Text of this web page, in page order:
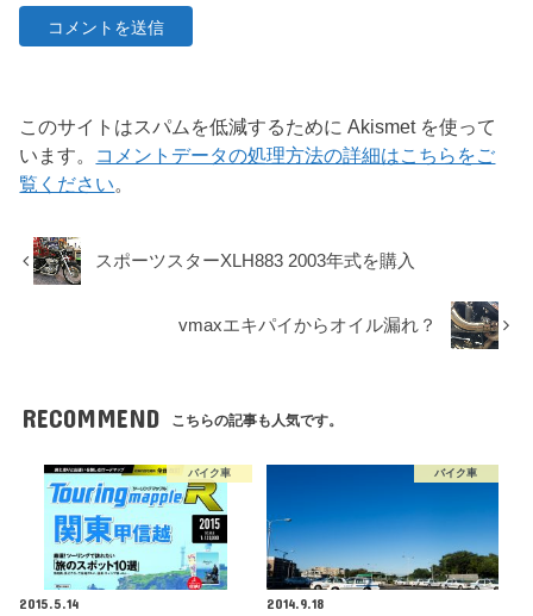
このサイトはスパムを低減するために Akismet を使って
います。 コメントデータの処理方法の詳細はこちらをご
覧ください。
スポーツスターXLH883 2003年式を購入
vmaxエキパイからオイル漏れ？
RECOMMEND こちらの記事も人気です。
バイク車
2015.5.14
バイク車
2014.9.18